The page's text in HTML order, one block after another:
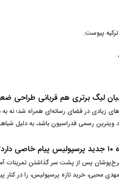
پیوست.
لیگ برتری هم قربانی طراحی
زیادی در فضای رسانه‌ای همراه شد؛
ویترین رسمی فدراسیون باشد، به دلیل
پس از پشت سر گذاشتن تمرینات
محبی، خرید تازه پرسپولیس، را در